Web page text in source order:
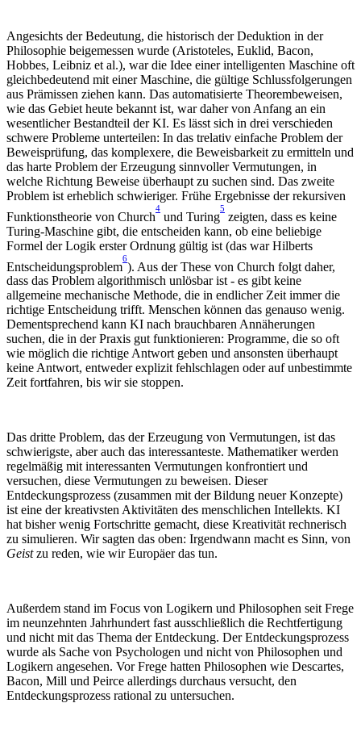
Angesichts der Bedeutung, die historisch der Deduktion in der
Philosophie beigemessen wurde (Aristoteles, Euklid, Bacon,
Hobbes, Leibniz et al.), war die Idee einer intelligenten Maschine oft
gleichbedeutend mit einer Maschine, die gültige Schlussfolgerungen
aus Prämissen ziehen kann. Das automatisierte Theorembeweisen,
wie das Gebiet heute bekannt ist, war daher von Anfang an ein
wesentlicher Bestandteil der KI. Es lässt sich in drei verschieden
schwere Probleme unterteilen: In das trelativ einfache Problem der
Beweisprüfung, das komplexere, die Beweisbarkeit zu ermitteln und
das harte Problem der Erzeugung sinnvoller Vermutungen, in
welche Richtung Beweise überhaupt zu suchen sind. Das zweite
Problem ist erheblich schwieriger. Frühe Ergebnisse der rekursiven
Funktionstheorie von Church
4
und Turing
5
zeigten, dass es keine
Turing-Maschine gibt, die entscheiden kann, ob eine beliebige
Formel der Logik erster Ordnung gültig ist (das war Hilberts
Entscheidungsproblem
6
). Aus der These von Church folgt daher,
dass das Problem algorithmisch unlösbar ist - es gibt keine
allgemeine mechanische Methode, die in endlicher Zeit immer die
richtige Entscheidung trifft. Menschen können das genauso wenig.
Dementsprechend kann KI nach brauchbaren Annäherungen
suchen, die in der Praxis gut funktionieren: Programme, die so oft
wie möglich die richtige Antwort geben und ansonsten überhaupt
keine Antwort, entweder explizit fehlschlagen oder auf unbestimmte
Zeit fortfahren, bis wir sie stoppen.
Das dritte Problem, das der Erzeugung von Vermutungen, ist das
schwierigste, aber auch das interessanteste. Mathematiker werden
regelmäßig mit interessanten Vermutungen konfrontiert und
versuchen, diese Vermutungen zu beweisen. Dieser
Entdeckungsprozess (zusammen mit der Bildung neuer Konzepte)
ist eine der kreativsten Aktivitäten des menschlichen Intellekts. KI
hat bisher wenig Fortschritte gemacht, diese Kreativität rechnerisch
zu simulieren. Wir sagten das oben: Irgendwann macht es Sinn, von
Geistzu reden, wie wir Europäer das tun.
Außerdem stand im Focus von Logikern und Philosophen seit Frege
im neunzehnten Jahrhundert fast ausschließlich die Rechtfertigung
und nicht mit das Thema der Entdeckung. Der Entdeckungsprozess
wurde als Sache von Psychologen und nicht von Philosophen und
Logikern angesehen. Vor Frege hatten Philosophen wie Descartes,
Bacon, Mill und Peirce allerdings durchaus versucht, den
Entdeckungsprozess rational zu untersuchen.